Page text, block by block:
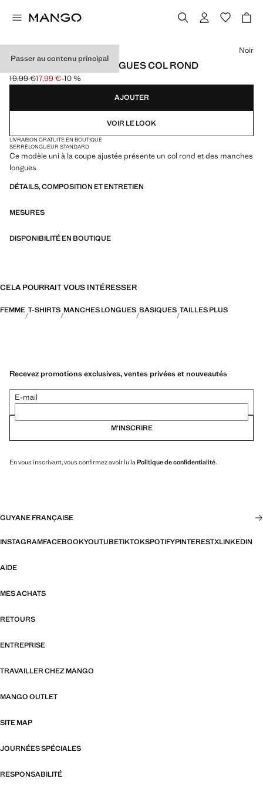
Passer au contenu principal
T-SHIRT MANCHES LONGUES COL ROND
Prix initial barré [19,99 € ]
19,99 €
Prix actuel [17,99 € ]
17,99 €-10 %
Choisissez une couleur
Noir
AJOUTER
VOIR LE LOOK
LIVRAISON GRATUITE EN BOUTIQUE
SERRÉLONGUEUR STANDARD
Ce modèle uni à la coupe ajustée présente un col rond et des manches
longues
DÉTAILS, COMPOSITION ET ENTRETIEN
MESURES
DISPONIBILITÉ EN BOUTIQUE
CELA POURRAIT VOUS INTÉRESSER
FEMME T-SHIRTS MANCHES LONGUES BASIQUES TAILLES PLUS
Recevez promotions exclusives, ventes privées et nouveautés
E-mail
M’INSCRIRE
En vous inscrivant, vous confirmez avoir lu la Politique de confidentialité.
GUYANE FRANÇAISE
INSTAGRAMFACEBOOKYOUTUBETIKTOKSPOTIFYPINTERESTXLINKEDIN
AIDE
MES ACHATS
RETOURS
ENTREPRISE
TRAVAILLER CHEZ MANGO
MANGO OUTLET
SITE MAP
JOURNÉES SPÉCIALES
RESPONSABILITÉ